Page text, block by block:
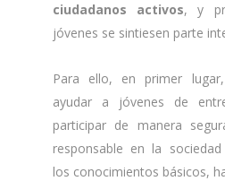
ciudadanos activos, y
jóvenes se sintiesen parte
Para ello, en primer
ayudar a jóvenes de
participar de manera
responsable en la
los conocimientos básicos,